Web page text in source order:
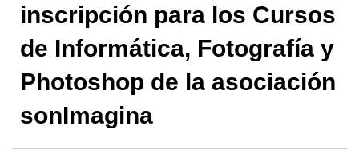
inscripción para los Cursos
de Informática, Fotografía y
Photoshop de la asociación
sonImagina